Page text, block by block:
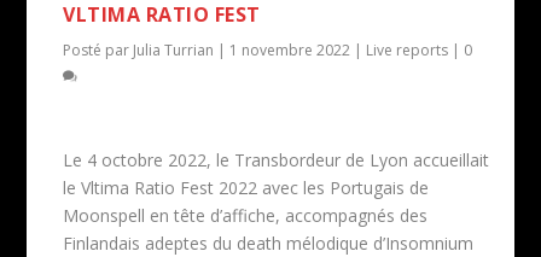
VLTIMA RATIO FEST
Posté par Julia Turrian 1 novembre 2022 Live reports 0
Le 4 octobre 2022, le Transbordeur de Lyon accueillait
le Vltima Ratio Fest 2022 avec les Portugais de
Moonspell en tête d’affiche, accompagnés des
Finlandais adeptes du death mélodique d’Insomnium